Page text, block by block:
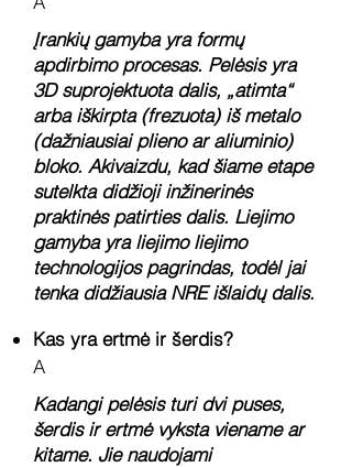
Įrankių gamyba yra formų
apdirbimo procesas. Pelėsis yra
3D suprojektuota dalis, „atimta“
arba iškirpta (frezuota) iš metalo
(dažniausiai plieno ar aliuminio)
bloko. Akivaizdu, kad šiame etape
sutelkta didžioji inžinerinės
praktinės patirties dalis. Liejimo
gamyba yra liejimo liejimo
technologijos pagrindas, todėl jai
tenka didžiausia NRE išlaidų dalis.
Kas yra ertmė ir šerdis?
A
Kadangi pelėsis turi dvi puses,
šerdis ir ertmė vyksta viename ar
kitame. Jie naudojami